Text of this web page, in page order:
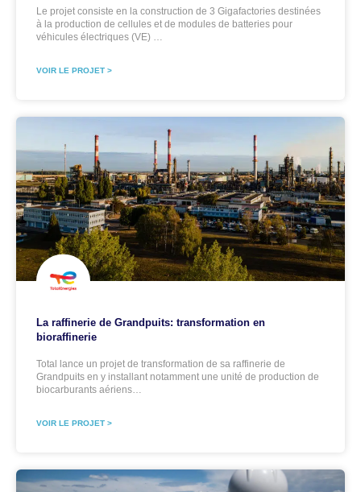
Le projet consiste en la construction de 3 Gigafactories destinées
à la production de cellules et de modules de batteries pour
véhicules électriques (VE) …
VOIR LE PROJET >
La raffinerie de Grandpuits: transformation en
bioraffinerie
Total lance un projet de transformation de sa raffinerie de
Grandpuits en y installant notamment une unité de production de
biocarburants aériens…
VOIR LE PROJET >